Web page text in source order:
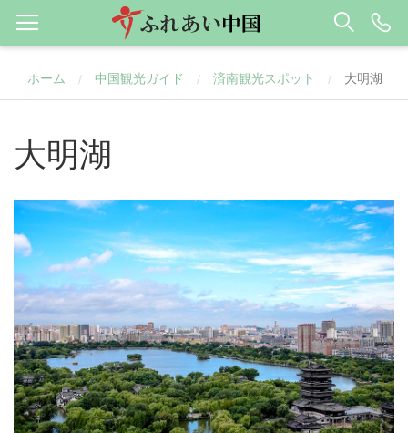
ホーム / 中国観光ガイド / 済南観光スポット / 大明湖
大明湖